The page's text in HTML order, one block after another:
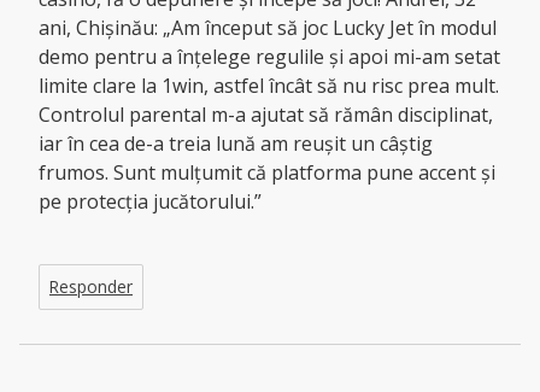
ani, Chișinău: „Am început să joc Lucky Jet în modul
demo pentru a înțelege regulile și apoi mi-am setat
limite clare la 1win, astfel încât să nu risc prea mult.
Controlul parental m-a ajutat să rămân disciplinat,
iar în cea de-a treia lună am reușit un câștig
frumos. Sunt mulțumit că platforma pune accent și
pe protecția jucătorului.”
Responder